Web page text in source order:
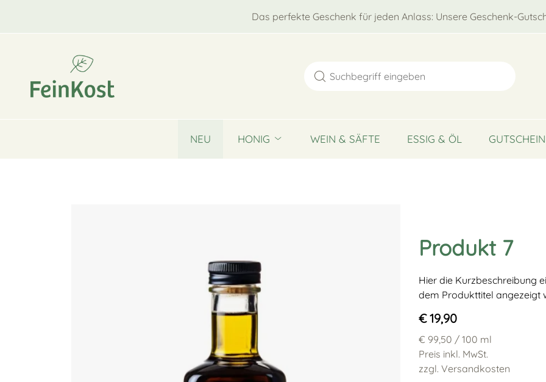
Das perfekte Geschenk für jeden Anlass: Unsere Geschenk-
NEU HONIG WEIN & SÄFTE ESSIG & ÖL
Produkt 7
Hier die Kurzbeschreibung
dem Produkttitel angezeigt
€ 19,90
€ 99,50 / 100 ml
Preis inkl. MwSt.
zzgl. Versandkosten